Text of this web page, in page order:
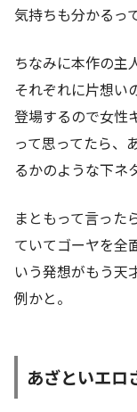
気持ちも分かるっ
ちなみに本作の主
それぞれに片想い
登場するので女性
って思ってたら、
るかのような下ネ
まともって言った
ていてゴーヤを全
いう発想がもう天
例かと。
あざといエロ